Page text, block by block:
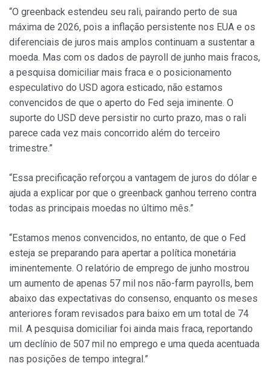
“O greenback estendeu seu rali, pairando perto de sua
máxima de 2026, pois a inflação persistente nos EUA e os
diferenciais de juros mais amplos continuam a sustentar a
moeda. Mas com os dados de payroll de junho mais fracos,
a pesquisa domiciliar mais fraca e o posicionamento
especulativo do USD agora esticado, não estamos
convencidos de que o aperto do Fed seja iminente. O
suporte do USD deve persistir no curto prazo, mas o rali
parece cada vez mais concorrido além do terceiro
trimestre.”
“Essa precificação reforçou a vantagem de juros do dólar e
ajuda a explicar por que o greenback ganhou terreno contra
todas as principais moedas no último mês.”
“Estamos menos convencidos, no entanto, de que o Fed
esteja se preparando para apertar a política monetária
iminentemente. O relatório de emprego de junho mostrou
um aumento de apenas 57 mil nos não-farm payrolls, bem
abaixo das expectativas do consenso, enquanto os meses
anteriores foram revisados para baixo em um total de 74
mil. A pesquisa domiciliar foi ainda mais fraca, reportando
um declínio de 507 mil no emprego e uma queda acentuada
nas posições de tempo integral.”